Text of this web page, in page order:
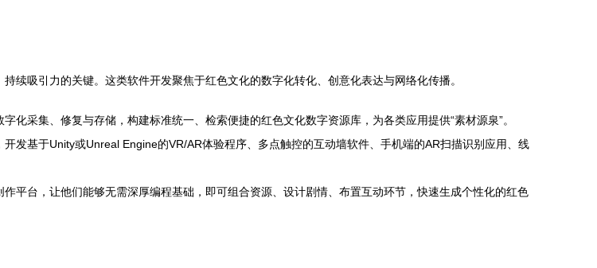
续吸引力的关键。这类软件开发聚焦于红色文化的数字化转化、创意化表达与网络化传播。
化采集、修复与存储，构建标准统一、检索便捷的红色文化数字资源库，为各类应用提供“素材源泉”。
发基于Unity或Unreal Engine的VR/AR体验程序、多点触控的互动墙软件、手机端的AR扫描识别应用、线
平台，让他们能够无需深厚编程基础，即可组合资源、设计剧情、布置互动环节，快速生成个性化的红色